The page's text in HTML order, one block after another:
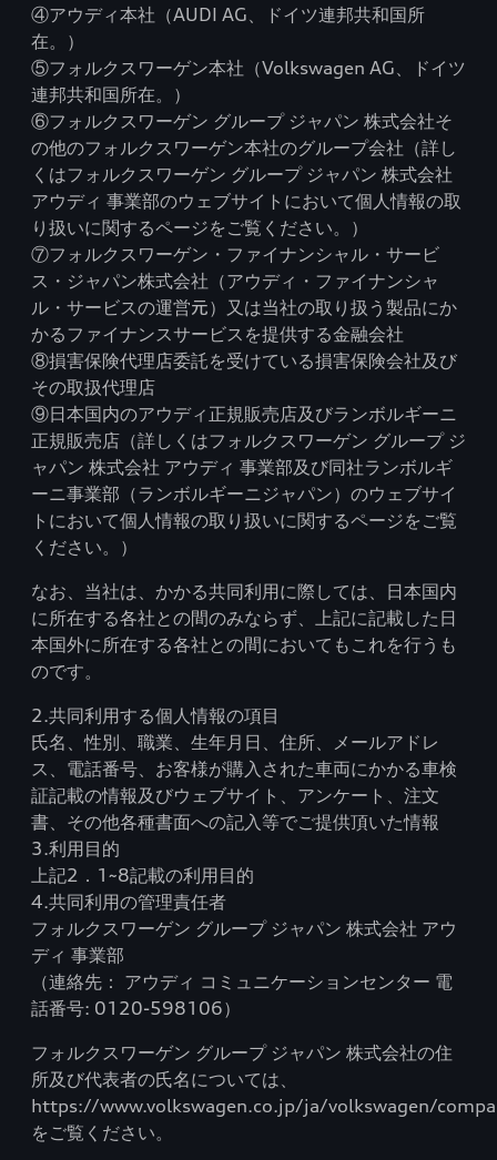
④アウディ本社（AUDI AG、ドイツ連邦共和国所
在。）
⑤フォルクスワーゲン本社（Volkswagen AG、ドイツ
連邦共和国所在。）
⑥フォルクスワーゲン グループ ジャパン 株式会社そ
の他のフォルクスワーゲン本社のグループ会社（詳し
くはフォルクスワーゲン グループ ジャパン 株式会社
アウディ 事業部のウェブサイトにおいて個人情報の取
り扱いに関するページをご覧ください。）
⑦フォルクスワーゲン・ファイナンシャル・サービ
ス・ジャパン株式会社（アウディ・ファイナンシャ
ル・サービスの運営元）又は当社の取り扱う製品にか
かるファイナンスサービスを提供する金融会社
⑧損害保険代理店委託を受けている損害保険会社及び
その取扱代理店
⑨日本国内のアウディ正規販売店及びランボルギーニ
正規販売店（詳しくはフォルクスワーゲン グループ ジ
ャパン 株式会社 アウディ 事業部及び同社ランボルギ
ーニ事業部（ランボルギーニジャパン）のウェブサイ
トにおいて個人情報の取り扱いに関するページをご覧
ください。）
なお、当社は、かかる共同利用に際しては、日本国内
に所在する各社との間のみならず、上記に記載した日
本国外に所在する各社との間においてもこれを行うも
のです。
2.共同利用する個人情報の項目
氏名、性別、職業、生年月日、住所、メールアドレ
ス、電話番号、お客様が購入された車両にかかる車検
証記載の情報及びウェブサイト、アンケート、注文
書、その他各種書面への記入等でご提供頂いた情報
3.利用目的
上記2．1~8記載の利用目的
4.共同利用の管理責任者
フォルクスワーゲン グループ ジャパン 株式会社 アウ
ディ 事業部
（連絡先： アウディ コミュニケーションセンター 電
話番号: 0120-598106）
フォルクスワーゲン グループ ジャパン 株式会社の住
所及び代表者の氏名については、
https://www.volkswagen.co.jp/ja/volkswagen/
をご覧ください。